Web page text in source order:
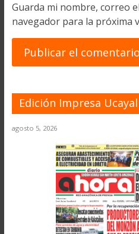
Guarda mi nombre, correo
navegador para la próxima
Edición Impresa
agosto 5, 2026